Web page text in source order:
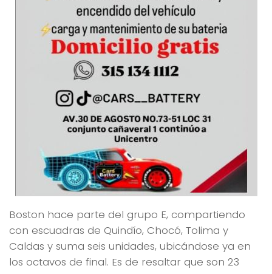
Boston hace parte del grupo E, compartiendo
con escuadras de Quindío, Chocó, Tolima y
Caldas y suma seis unidades, ubicándose ya en
los octavos de final. Es de resaltar que son 23